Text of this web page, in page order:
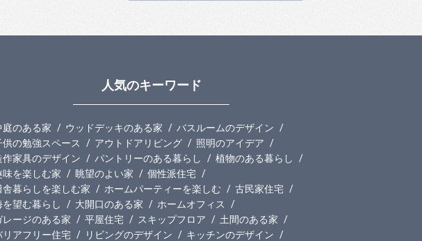
人気のキーワード
庭のある家 ウッドデッキのある家
バスルームのデザイン
供の勉強スペース
アウトドアリビング
照明のアイデア
作家具のデザイン
パントリーのある暮らし
植物のある暮らし
味を楽しむ家
眺望のよい家
個性派住宅
舎暮らしを楽しむ家
ホームパーティーを楽しむ
古民家住宅
を望む暮らし
大開口のある家
ホームオフィス
レージのある家
平屋住宅 スキップフロア
土間のある家
リアフリー住宅
リビングのデザイン
キッチンのデザイン